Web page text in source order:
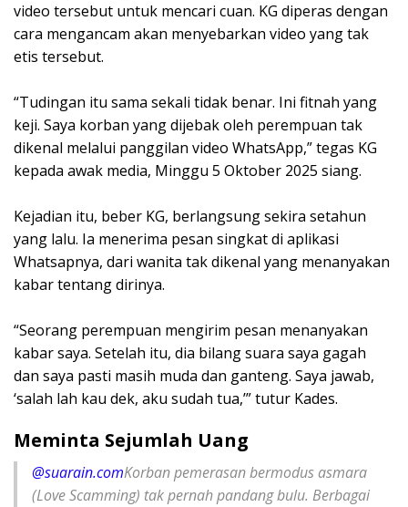
video tersebut untuk mencari cuan. KG diperas dengan
cara mengancam akan menyebarkan video yang tak
etis tersebut.
‎“Tudingan itu sama sekali tidak benar. Ini fitnah yang
keji. Saya korban yang dijebak oleh perempuan tak
dikenal melalui panggilan video WhatsApp,” tegas KG
kepada awak media, Minggu 5 Oktober 2025 siang.
‎Kejadian itu, beber KG, berlangsung sekira setahun
yang lalu. Ia menerima pesan singkat di aplikasi
Whatsapnya, dari wanita tak dikenal yang menanyakan
kabar tentang dirinya.
‎“Seorang perempuan mengirim pesan menanyakan
kabar saya. Setelah itu, dia bilang suara saya gagah
dan saya pasti masih muda dan ganteng. Saya jawab,
‘salah lah kau dek, aku sudah tua,’” tutur Kades.
‎Meminta Sejumlah Uang
@suarain.com‎Korban pemerasan bermodus asmara
(Love Scamming) tak pernah pandang bulu. Berbagai